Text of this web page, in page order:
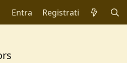
Entra Registrati